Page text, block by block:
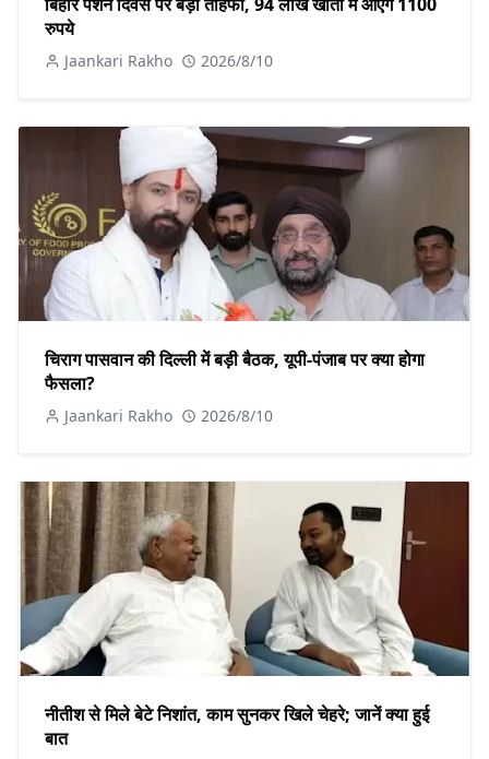
रुपये
Jaankari Rakho 2026/8/10
चिराग पासवान की दिल्ली में बड़ी बैठक, यूपी-पंजाब पर क्या होगा
फैसला?
Jaankari Rakho 2026/8/10
नीतीश से मिले बेटे निशांत, काम सुनकर खिले चेहरे; जानें क्या हुई
बात